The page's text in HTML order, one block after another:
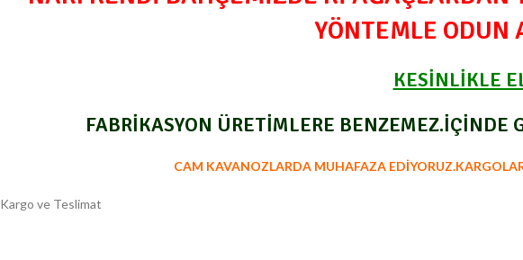
YÖNTEMLE ODUN
KESİNLİKLE
FABRİKASYON ÜRETİMLERE BENZEMEZ.İÇİNDE
CAM KAVANOZLARDA MUHAFAZA
Kargo ve Teslimat